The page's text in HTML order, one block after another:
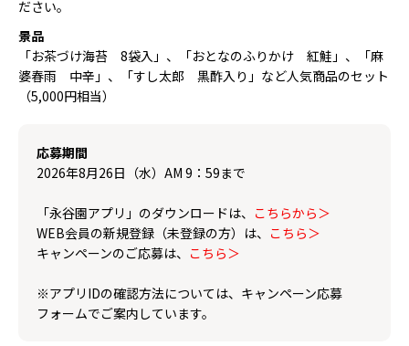
ださい。
景品
「お茶づけ海苔 8袋入」、「おとなのふりかけ 紅鮭」、「麻
婆春雨 中辛」、「すし太郎 黒酢入り」など人気商品のセット
（5,000円相当）
応募期間
2026年8月26日（水）AM 9：59まで
「永谷園アプリ」のダウンロードは、 こちらから＞
WEB会員の新規登録（未登録の方）は、 こちら＞
キャンペーンのご応募は、 こちら＞
※アプリIDの確認方法については、キャンペーン応募
フォームでご案内しています。